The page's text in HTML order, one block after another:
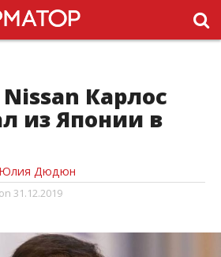
Карлос
из Японии в
Юлия Дюдюн
31.12.2019